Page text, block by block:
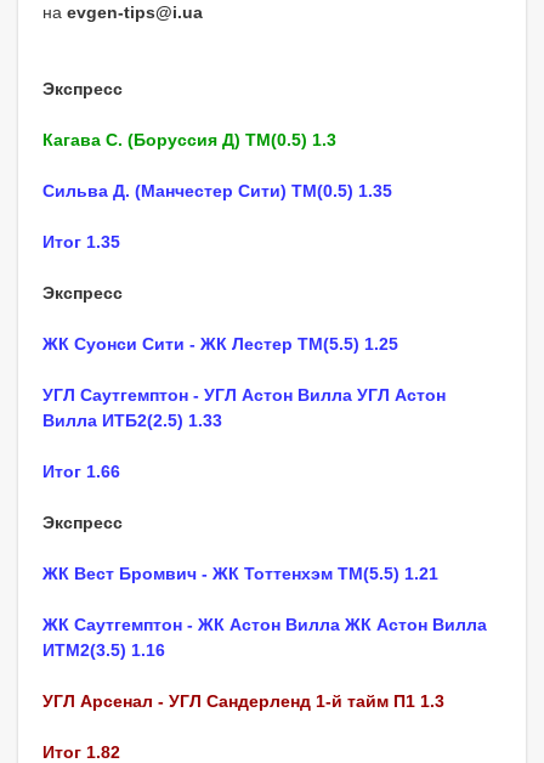
на evgen-tips@i.ua
Экспресс
Кагава С. (Боруссия Д) ТМ(0.5) 1.3
Сильва Д. (Манчестер Сити) ТМ(0.5) 1.35
Итог 1.35
Экспресс
ЖК Суонси Сити - ЖК Лестер ТМ(5.5) 1.25
УГЛ Саутгемптон - УГЛ Астон Вилла УГЛ Астон
Вилла ИТБ2(2.5) 1.33
Итог 1.66
Экспресс
ЖК Вест Бромвич - ЖК Тоттенхэм ТМ(5.5) 1.21
ЖК Саутгемптон - ЖК Астон Вилла ЖК Астон Вилла
ИТМ2(3.5) 1.16
УГЛ Арсенал - УГЛ Сандерленд 1-й тайм П1 1.3
Итог 1.82